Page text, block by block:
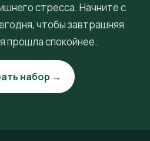
стресса. Начните с
чтобы завтрашняя
прошла спокойнее.
набор →